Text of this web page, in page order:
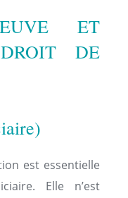
ET
DE
est essentielle
Elle n’est